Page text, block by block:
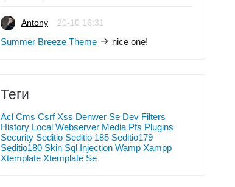
Antony 20-10 16:31
Summer Breeze Theme nice one!
Теги
Acl Cms Csrf Xss Denwer Se Dev Filters
History Local Webserver Media Pfs Plugins
Security Seditio Seditio 185 Seditio179
Seditio180 Skin Sql Injection Wamp Xampp
Xtemplate Xtemplate Se